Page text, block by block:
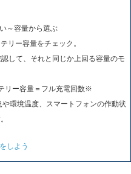
～容量から選ぶ
リー容量をチェック。
して、それと同じか上回る容量のモ
リー容量＝フル充電回数※
環境温度、スマートフォンの作動状
しよう